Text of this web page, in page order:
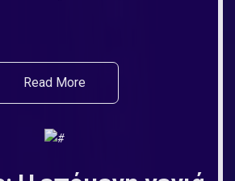
Read More